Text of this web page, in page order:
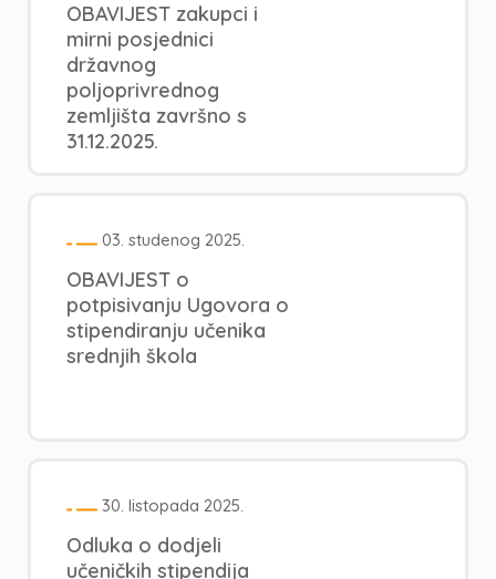
OBAVIJEST zakupci i
mirni posjednici
državnog
poljoprivrednog
zemljišta završno s
31.12.2025.
03. studenog 2025.
OBAVIJEST o
potpisivanju Ugovora o
stipendiranju učenika
srednjih škola
30. listopada 2025.
Odluka o dodjeli
učeničkih stipendija